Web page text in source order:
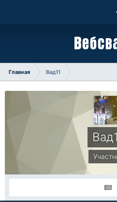
Главная Вад11